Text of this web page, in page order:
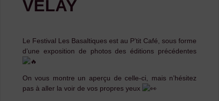
VELAY
Le Festival Les Basaltiques est au P’tit Café, sous forme
d’une exposition de photos des éditions précédentes
On vous montre un aperçu de celle-ci, mais n’hésitez
pas à aller la voir de vos propres yeux